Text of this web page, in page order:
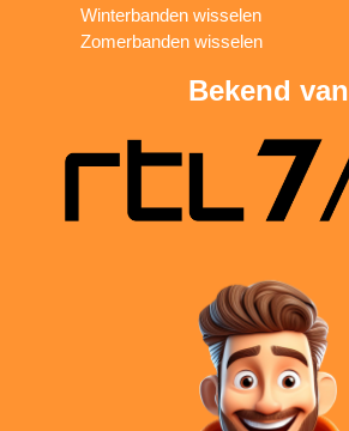
Winterbanden wisselen
Zomerbanden wisselen
Bekend van